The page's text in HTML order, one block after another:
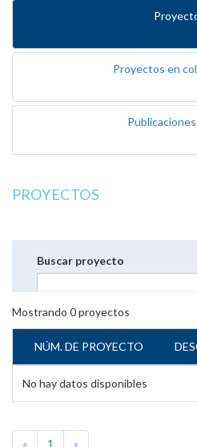
Proyectos en
PROYECTOS
Buscar proyecto
Mostrando 0proyectos
NÚM. DE PROYECTO
No hay datos disponibles
« 1 »